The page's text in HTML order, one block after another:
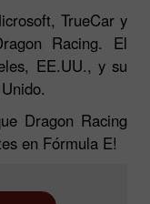
TrueCar y
Racing. El
EE.UU., y su
Dragon Racing
en Fórmula E!